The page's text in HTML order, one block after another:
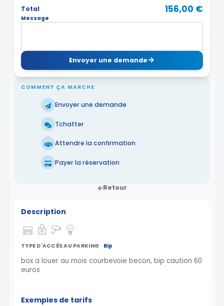
Total
156,00 €
Message
Envoyer une demande
COMMENT ÇA MARCHE
Envoyer une demande
Tchatter
Attendre la confirmation
Payer la réservation
Retour
Description
TYPE D'ACCÈS AU PARKING Bip
box a louer au mois courbevoie becon, bip caution 60
euros
Exemples de tarifs